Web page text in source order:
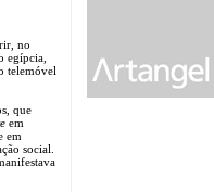
no
egípcia,
telemóvel
que
em
em
social.